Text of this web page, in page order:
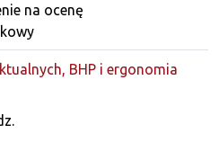
na ocenę
BHP i ergonomia